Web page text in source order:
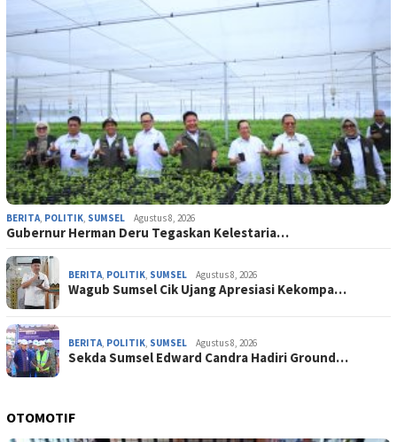
BERITA, POLITIK, SUMSEL Agustus 8, 2026
Gubernur Herman Deru Tegaskan Kelestaria…
BERITA, POLITIK, SUMSEL Agustus 8, 2026
Wagub Sumsel Cik Ujang Apresiasi Kekompa…
BERITA, POLITIK, SUMSEL Agustus 8, 2026
Sekda Sumsel Edward Candra Hadiri Ground…
OTOMOTIF